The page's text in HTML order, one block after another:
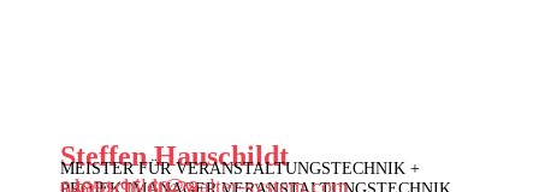
Steffen Hauschildt
MEISTER FÜR VERANSTALTUNGSTECHNIK +
s.hauschildt@walter-system.com